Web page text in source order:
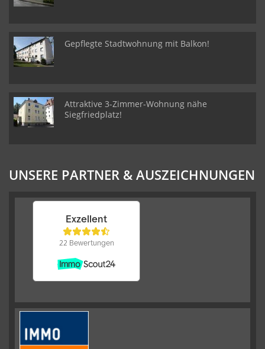
Gepflegte Stadtwohnung mit Balkon!
Attraktive 3-Zimmer-Wohnung nähe
Siegfriedplatz!
UNSERE PARTNER & AUSZEICHNUNGEN